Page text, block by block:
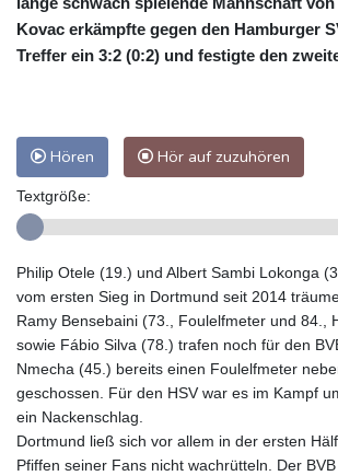
Kovac erkämpfte gegen den Hamburger
Treffer ein 3:2 (0:2) und festigte den
Hören Hör auf zuzuhören
Textgröße:
Philip Otele (19.) und Albert Sambi Lokonga
vom ersten Sieg in Dortmund seit 2014
Ramy Bensebaini (73., Foulelfmeter und 84.,
sowie Fábio Silva (78.) trafen noch für den
Nmecha (45.) bereits einen Foulelfmeter
geschossen. Für den HSV war es im Kampf
ein Nackenschlag.
Dortmund ließ sich vor allem in der ersten
Pfiffen seiner Fans nicht wachrütteln. Der